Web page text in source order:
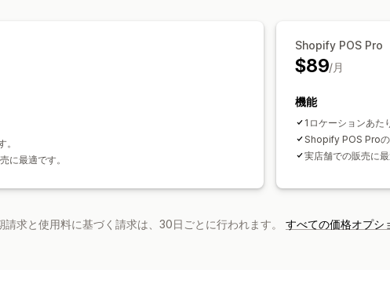
在庫転送
リモートアクセス
販売コミッ
に最適です。
Shopify POS Pro
$89/月
機能
1ロケーションあた
Shopify POS Proの
実店舗での販売に最
求と使用料に基づく請求は、30日ごとに行われます。 すべての価格オプシ